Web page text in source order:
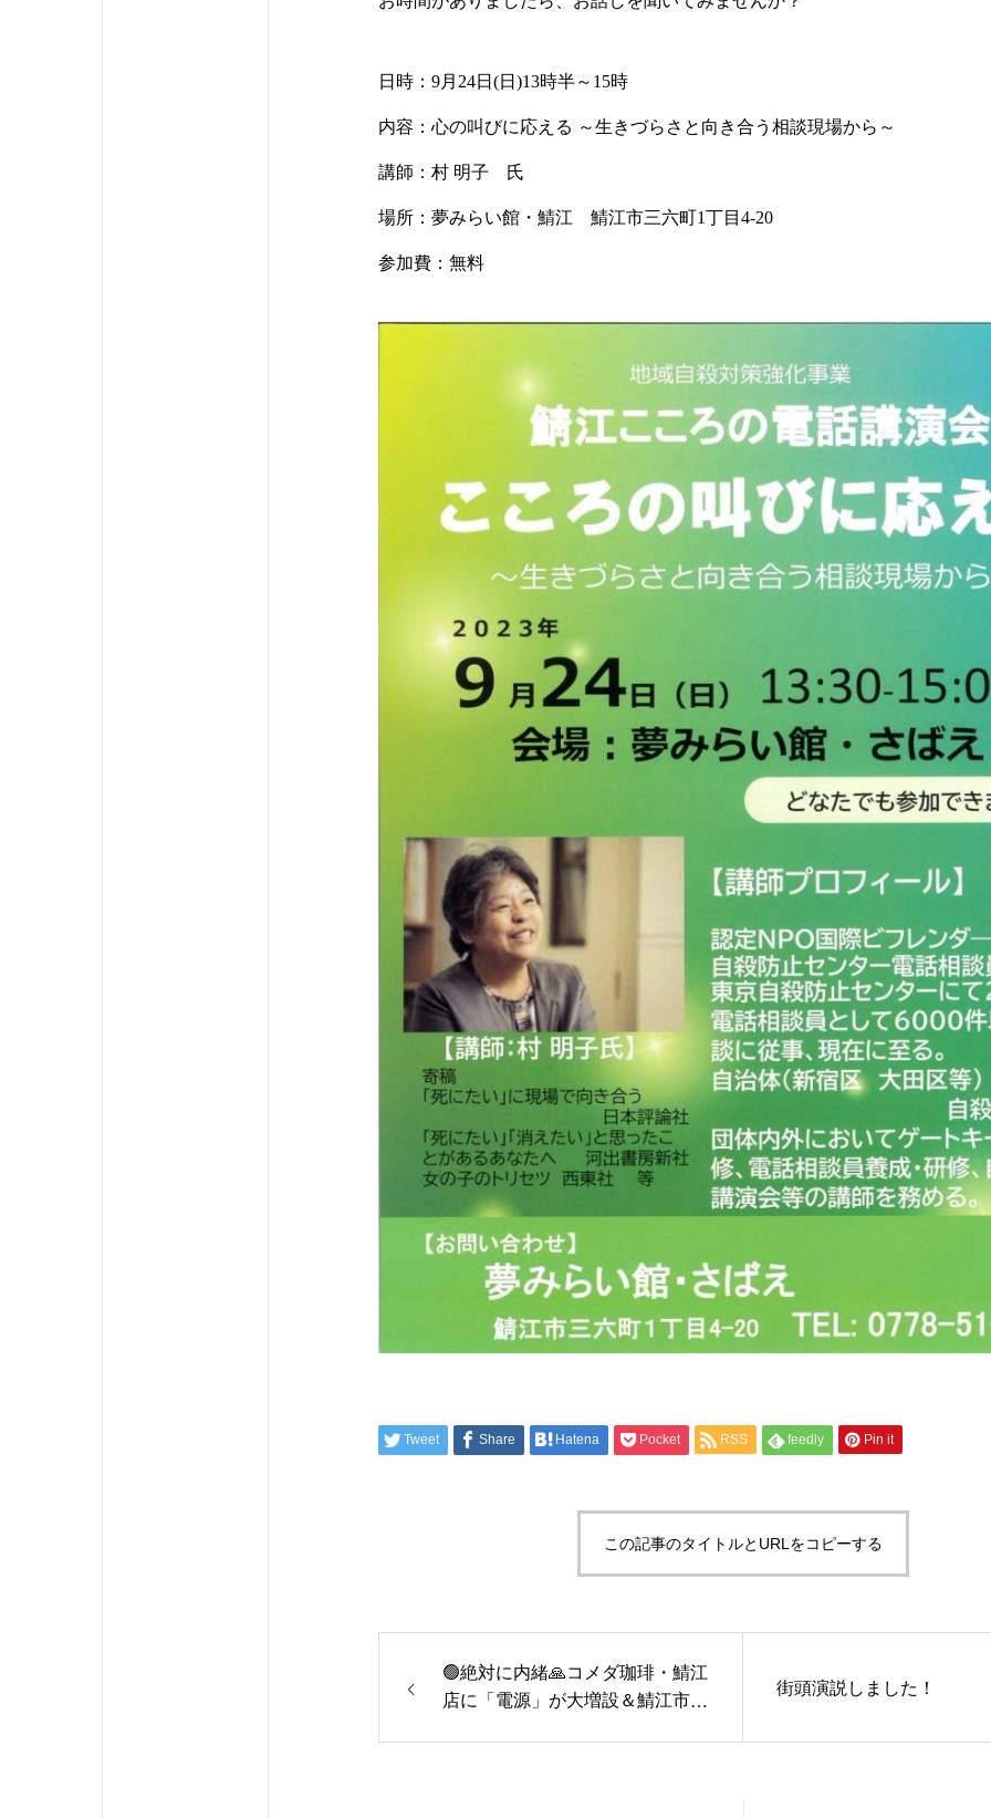
日時：9月24日(日)13時半～15時
内容：心の叫びに応える ～生きづらさと向き合う相談現場から～
講師：村 明子 氏
場所：夢みらい館・鯖江 鯖江市三六町1丁目4-20
参加費：無料
Tweet Share Hatena Pocket RSS feedly Pin it
この記事のタイトルとURLをコピーする
🟢絶対に内緒🙏コメダ珈琲・鯖江
店に「電源」が大増設＆鯖江市内
街頭演説しました！